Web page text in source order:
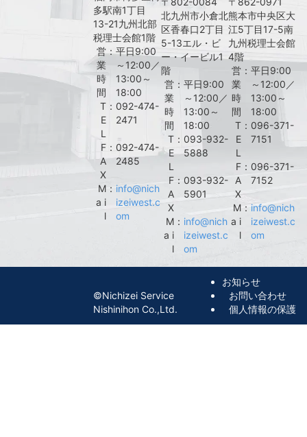
多駅南1丁目
13-21九州北部
税理士会館1階
営
業
時
間
： 平日9:00
～12:00／
13:00～
18:00
T
E
L
： 092-474-
2471
F
A
X
： 092-474-
2485
M
a i
l
： info@nich
izeiwest.c
om
北九州市小倉北
区香春口2丁目
5-13エル・ビ
ー・イービル1
階
営
業
時
間
： 平日9:00
～12:00／
13:00～
18:00
T
E
L
： 093-932-
5888
F
A
X
： 093-932-
5901
M
a i
l
： info@nich
izeiwest.c
om
熊本市中央区大
江5丁目17-5南
九州税理士会館
4階
営
業
時
間
：平日9:00
～12:00／
13:00～
18:00
T
E
L
： 096-371-
7151
F
A
X
：096-371-
7152
M
a i
l
： info@nich
izeiwest.c
om
©︎Nichizei Service
Nishinihon Co.,Ltd.
お知らせ
お問い合わせ
個人情報の保護